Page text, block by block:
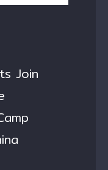
Join